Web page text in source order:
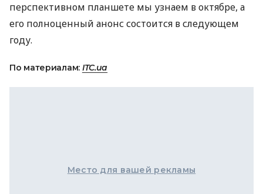
перспективном планшете мы узнаем в октябре, а
его полноценный анонс состоится в следующем
году.
По материалам: ITC.ua
Место для вашей рекламы